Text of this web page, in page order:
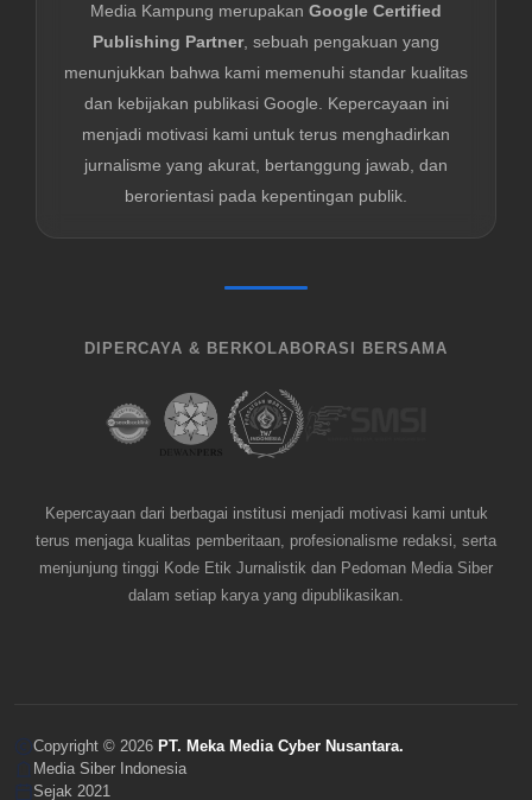
Media Kampung merupakan Google Certified
Publishing Partner, sebuah pengakuan yang
menunjukkan bahwa kami memenuhi standar kualitas
dan kebijakan publikasi Google. Kepercayaan ini
menjadi motivasi kami untuk terus menghadirkan
jurnalisme yang akurat, bertanggung jawab, dan
berorientasi pada kepentingan publik.
DIPERCAYA & BERKOLABORASI BERSAMA
Kepercayaan dari berbagai institusi menjadi motivasi kami untuk
terus menjaga kualitas pemberitaan, profesionalisme redaksi, serta
menjunjung tinggi Kode Etik Jurnalistik dan Pedoman Media Siber
dalam setiap karya yang dipublikasikan.
Copyright © 2026 PT. Meka Media Cyber Nusantara.
Media Siber Indonesia
Sejak 2021